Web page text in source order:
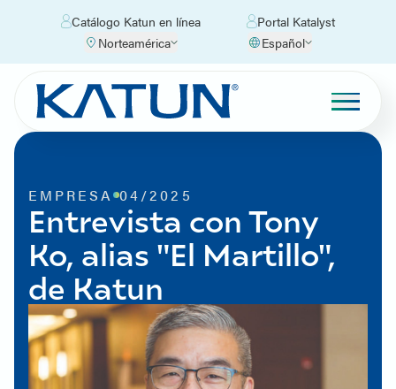
Catálogo Katun en línea
Portal Katalyst
Norteamérica
Español
EMPRESA 04/2025
Entrevista con Tony
Ko, alias "El Martillo",
de Katun